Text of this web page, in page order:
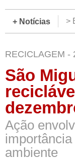
+ Notícias >
RECICLAGEM -
São
Ação
ambiente